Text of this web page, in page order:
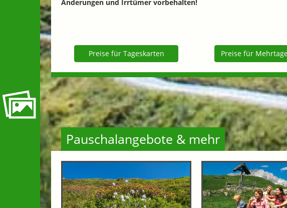
Änderungen und Irrtümer vorbehalten!
Preise für Tageskarten Preise für
Pauschalangebote & mehr